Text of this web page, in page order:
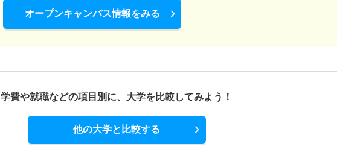
オープンキャンパス情報をみる
学費や就職などの項目別に、 大学を比較してみよう！
他の大学と比較する